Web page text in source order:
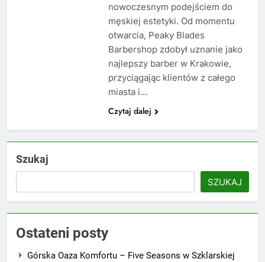
nowoczesnym podejściem do
męskiej estetyki. Od momentu
otwarcia, Peaky Blades
Barbershop zdobył uznanie jako
najlepszy barber w Krakowie,
przyciągając klientów z całego
miasta i…
Czytaj dalej
Szukaj
SZUKAJ
Ostateni posty
Górska Oaza Komfortu – Five Seasons w Szklarskiej